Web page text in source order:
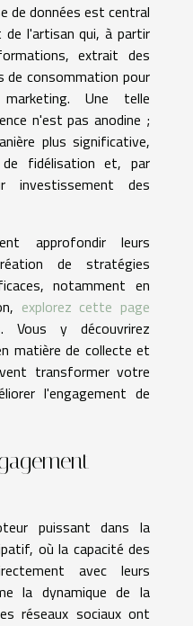
de données est central
de l'artisan qui, à partir
extrait des
de consommation pour
Une telle
n'est pas anodine ;
plus significative,
fidélisation et, par
investissement des
approfondir leurs
de stratégies
notamment en
explorez cette page
. Vous y découvrirez
matière de collecte et
transformer votre
l'engagement de
puissant dans la
où la capacité des
avec leurs
la dynamique de la
réseaux sociaux ont